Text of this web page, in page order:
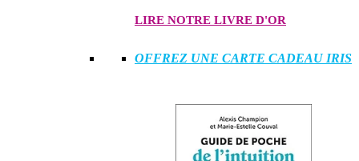
LIRE NOTRE LIVRE D'OR
OFFREZ UNE CARTE CADEAU IRIS